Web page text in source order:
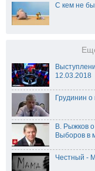
С кем не
12.03.2018
Грудинин
В. Рыжков
Выборов в
Честный -